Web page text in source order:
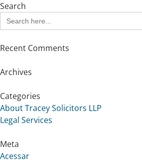
Search
Search
for:
Recent Comments
Archives
Categories
About Tracey Solicitors LLP
Legal Services
Meta
Acessar